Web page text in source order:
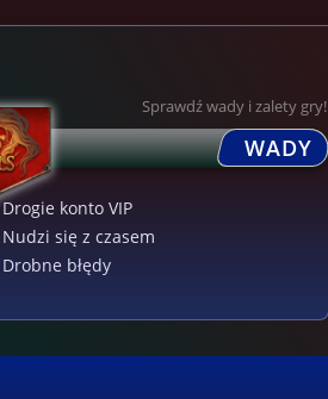
Sprawdź wady i zalety gry!
WADY
Drogie konto VIP
Nudzi się z czasem
Drobne błędy